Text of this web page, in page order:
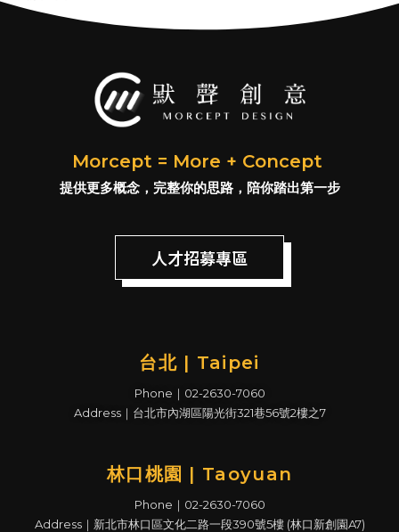
道！
Morcept = More + Concept
提供更多概念，完整你的思路，陪你踏出第一步
人才招募專區
台北 | Taipei
Phone｜02-2630-7060
Address｜台北市內湖區陽光街321巷56號2樓之7
林口桃園 | Taoyuan
Phone｜02-2630-7060
Address｜新北市林口區文化二路一段390號5樓 (林口新創園A7)